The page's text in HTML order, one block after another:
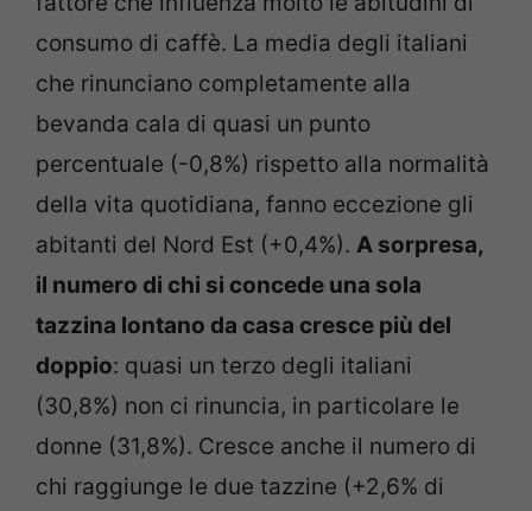
consumo di caffè. La media degli italiani
che rinunciano completamente alla
bevanda cala di quasi un punto
percentuale (-0,8%) rispetto alla normalità
della vita quotidiana, fanno eccezione gli
abitanti del Nord Est (+0,4%). A sorpresa,
il numero di chi si concede una sola
tazzina lontano da casa cresce più del
doppio: quasi un terzo degli italiani
(30,8%) non ci rinuncia, in particolare le
donne (31,8%). Cresce anche il numero di
chi raggiunge le due tazzine (+2,6% di